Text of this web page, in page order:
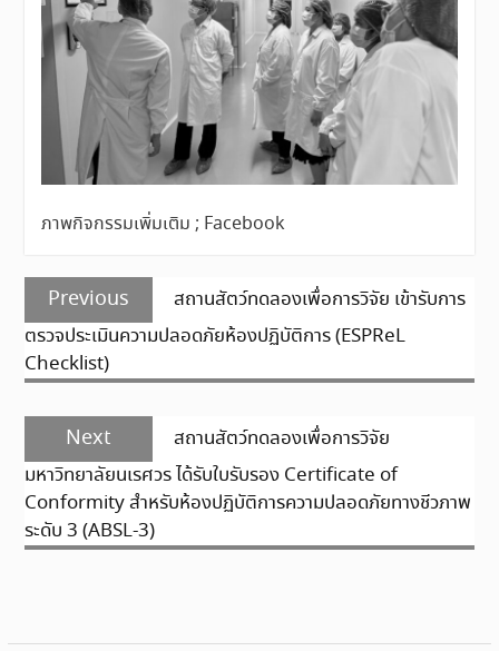
ภาพกิจกรรมเพิ่มเติม ; Facebook
แนะแนว
เรื่อง
Previous
Previous
post:
สถานสัตว์ทดลองเพื่อการวิจัย เข้ารับการ
ตรวจประเมินความปลอดภัยห้องปฏิบัติการ (ESPReL
Checklist)
Next
Next
post:
สถานสัตว์ทดลองเพื่อการวิจัย
มหาวิทยาลัยนเรศวร ได้รับใบรับรอง Certificate of
Conformity สำหรับห้องปฏิบัติการความปลอดภัยทางชีวภาพ
ระดับ 3 (ABSL-3)